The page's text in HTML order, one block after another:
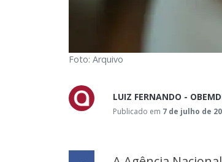
Foto: Arquivo
LUIZ FERNANDO -
Publicado em 7 de julho de